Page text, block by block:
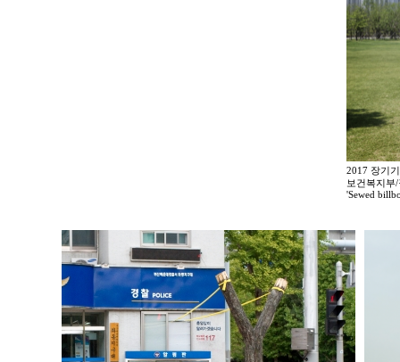
2017 장기
보건복지부
'Sewed